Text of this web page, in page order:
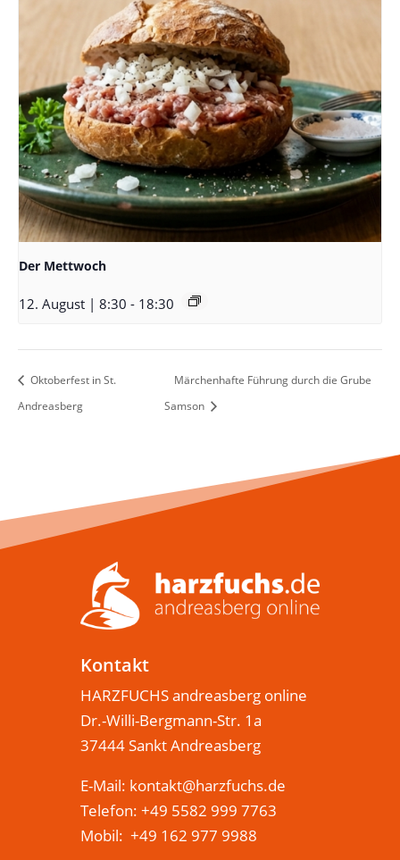
Der Mettwoch
12. August | 8:30 - 18:30
Oktoberfest in St.
Andreasberg
Märchenhafte Führung durch die Grube
Samson
Kontakt
HARZFUCHS andreasberg online
Dr.-Willi-Bergmann-Str. 1a
37444 Sankt Andreasberg
E-Mail: kontakt@harzfuchs.de
Telefon: +49 5582 999 7763
Mobil: +49 162 977 9988